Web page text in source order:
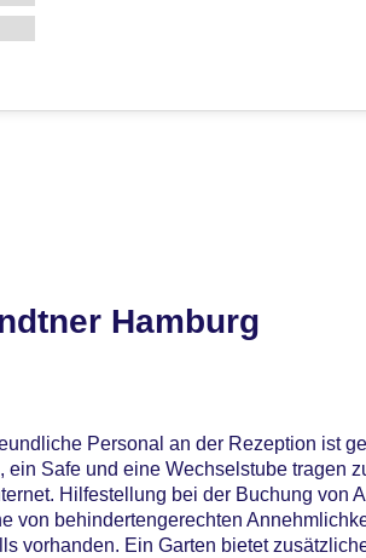
Hamburg
Personal an der Rezeption ist
Safe und eine Wechselstube tragen
Hilfestellung bei der Buchung von
von behindertengerechten
vorhanden. Ein Garten bietet